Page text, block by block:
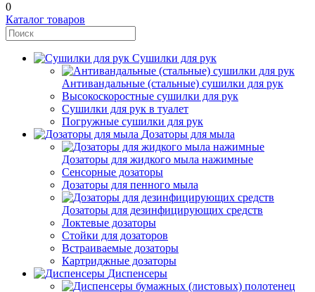
0
Каталог товаров
Сушилки для рук
Антивандальные (стальные) сушилки для рук
Высокоскоростные сушилки для рук
Сушилки для рук в туалет
Погружные сушилки для рук
Дозаторы для мыла
Дозаторы для жидкого мыла нажимные
Сенсорные дозаторы
Дозаторы для пенного мыла
Дозаторы для дезинфицирующих средств
Локтевые дозаторы
Стойки для дозаторов
Встраиваемые дозаторы
Картриджные дозаторы
Диспенсеры